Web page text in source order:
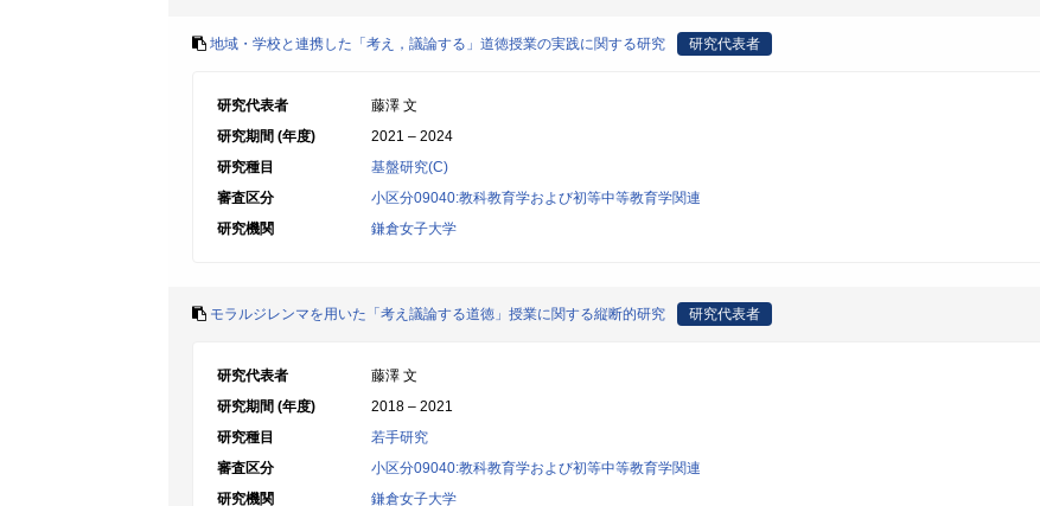
地域・学校と連携した「考え，議論する」道徳授業の実践に関する研究 研究代表者
研究代表者
藤澤 文
研究期間 (年度)
2021 – 2024
研究種目
基盤研究(C)
審査区分
小区分09040:教科教育学および初等中等教育学関連
研究機関
鎌倉女子大学
モラルジレンマを用いた「考え議論する道徳」授業に関する縦断的研究 研究代表者
研究代表者
藤澤 文
研究期間 (年度)
2018 – 2021
研究種目
若手研究
審査区分
小区分09040:教科教育学および初等中等教育学関連
研究機関
鎌倉女子大学